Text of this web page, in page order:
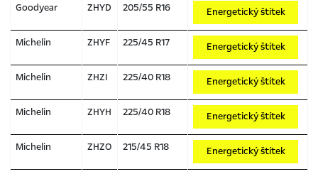
Goodyear ZHYD 205/55 R16 Energetický štítek
Michelin ZHYF 225/45 R17 Energetický štítek
Michelin ZHZI 225/40 R18 Energetický štítek
Michelin ZHYH 225/40 R18 Energetický štítek
Michelin ZHZO 215/45 R18 Energetický štítek